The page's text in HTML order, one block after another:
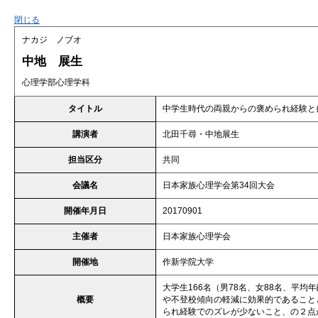
閉じる
ナカジ ノブオ
中地 展生
心理学部心理学科
タイトル 中学生時代の両親からの褒められ経験
講演者 北田千尋・中地展生
担当区分 共同
会議名 日本家族心理学会第34回大会
開催年月日 20170901
主催者 日本家族心理学会
開催地 作新学院大学
概要
大学生166名（男78名、女88名、平均
や不登校傾向の軽減に効果的であるこ
られ経験でのズレが少ないこと、の２